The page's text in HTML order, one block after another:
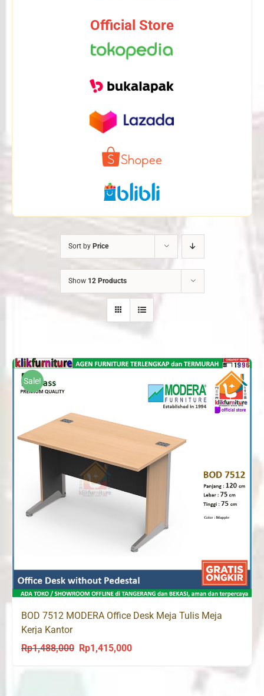
Official Store
Sort by Price
Show 12 Products
Sale!
BOD 7512 MODERA Office Desk Meja Tulis Meja
Kerja Kantor
Rp1,488,000
Original
Rp1,415,000Current